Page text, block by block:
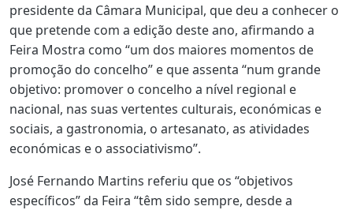
presidente da Câmara Municipal, que deu a conhecer o
que pretende com a edição deste ano, afirmando a
Feira Mostra como “um dos maiores momentos de
promoção do concelho” e que assenta “num grande
objetivo: promover o concelho a nível regional e
nacional, nas suas vertentes culturais, económicas e
sociais, a gastronomia, o artesanato, as atividades
económicas e o associativismo”.
José Fernando Martins referiu que os “objetivos
específicos” da Feira “têm sido sempre, desde a